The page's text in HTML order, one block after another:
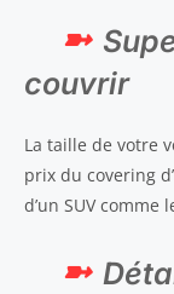
couvrir
La taille de votre
prix du covering
d’un SUV comme